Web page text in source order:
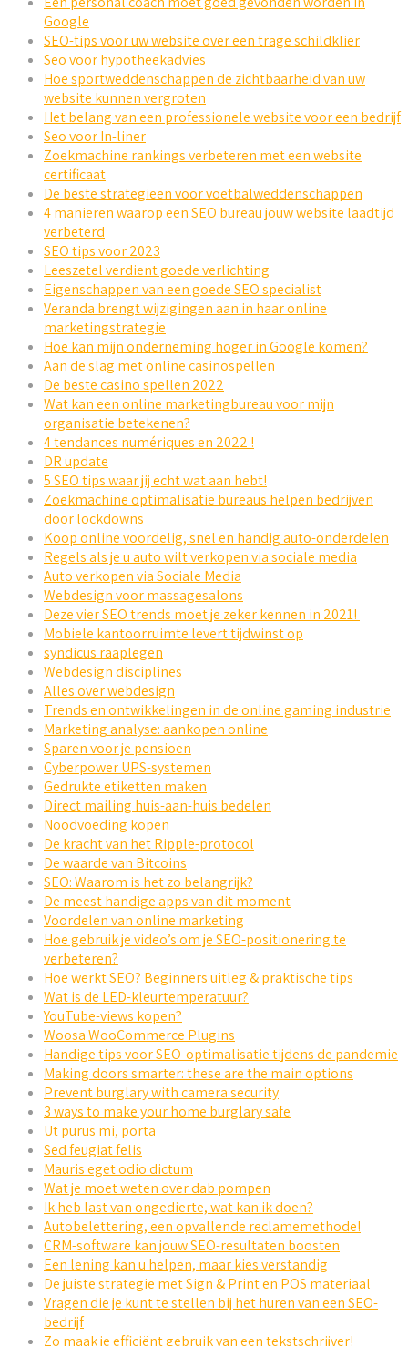
Google
SEO-tips voor uw website over een trage schildklier
Seo voor hypotheekadvies
Hoe sportweddenschappen de zichtbaarheid van uw
website kunnen vergroten
Het belang van een professionele website voor een bedrijf
Seo voor In-liner
Zoekmachine rankings verbeteren met een website
certificaat
De beste strategieën voor voetbalweddenschappen
4 manieren waarop een SEO bureau jouw website laadtijd
verbeterd
SEO tips voor 2023
Leeszetel verdient goede verlichting
Eigenschappen van een goede SEO specialist
Veranda brengt wijzigingen aan in haar online
marketingstrategie
Hoe kan mijn onderneming hoger in Google komen?
Aan de slag met online casinospellen
De beste casino spellen 2022
Wat kan een online marketingbureau voor mijn
organisatie betekenen?
4 tendances numériques en 2022 !
DR update
5 SEO tips waar jij echt wat aan hebt!
Zoekmachine optimalisatie bureaus helpen bedrijven
door lockdowns
Koop online voordelig, snel en handig auto-onderdelen
Regels als je u auto wilt verkopen via sociale media
Auto verkopen via Sociale Media
Webdesign voor massagesalons
Deze vier SEO trends moet je zeker kennen in 2021!
Mobiele kantoorruimte levert tijdwinst op
syndicus raaplegen
Webdesign disciplines
Alles over webdesign
Trends en ontwikkelingen in de online gaming industrie
Marketing analyse: aankopen online
Sparen voor je pensioen
Cyberpower UPS-systemen
Gedrukte etiketten maken
Direct mailing huis-aan-huis bedelen
Noodvoeding kopen
De kracht van het Ripple-protocol
De waarde van Bitcoins
SEO: Waarom is het zo belangrijk?
De meest handige apps van dit moment
Voordelen van online marketing
Hoe gebruik je video’s om je SEO-positionering te
verbeteren?
Hoe werkt SEO? Beginners uitleg & praktische tips
Wat is de LED-kleurtemperatuur?
YouTube-views kopen?
Woosa WooCommerce Plugins
Handige tips voor SEO-optimalisatie tijdens de pandemie
Making doors smarter: these are the main options
Prevent burglary with camera security
3 ways to make your home burglary safe
Ut purus mi, porta
Sed feugiat felis
Mauris eget odio dictum
Wat je moet weten over dab pompen
Ik heb last van ongedierte, wat kan ik doen?
Autobelettering, een opvallende reclamemethode!
CRM-software kan jouw SEO-resultaten boosten
Een lening kan u helpen, maar kies verstandig
De juiste strategie met Sign & Print en POS materiaal
Vragen die je kunt te stellen bij het huren van een SEO-
bedrijf
Zo maak je efficiënt gebruik van een tekstschrijver!